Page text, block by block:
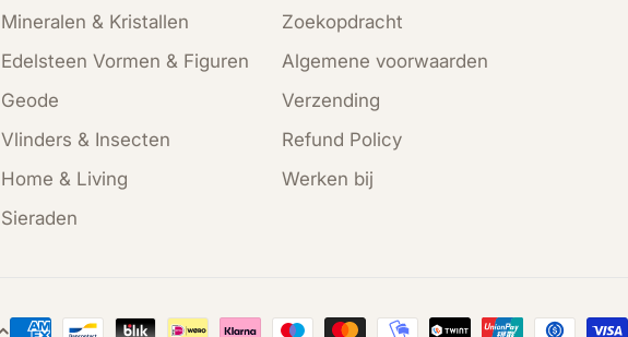
Mineralen & Kristallen
Edelsteen Vormen & Figuren
Geode
Vlinders & Insecten
Home & Living
Sieraden
Zoekopdracht
Algemene voorwaarden
Verzending
Refund Policy
Werken bij
Betaalmethoden